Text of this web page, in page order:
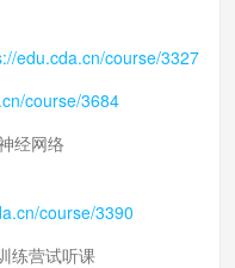
edu.cda.cn/course/3327
course/3684
经网络
course/3390
练营试听课